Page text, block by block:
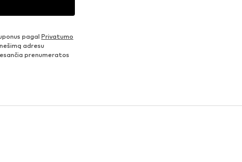
pagal Privatumo
adresu
prenumeratos